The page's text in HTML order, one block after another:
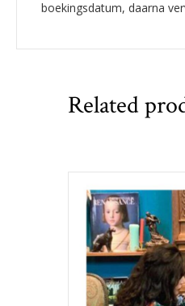
boekingsdatum, daarna
Related